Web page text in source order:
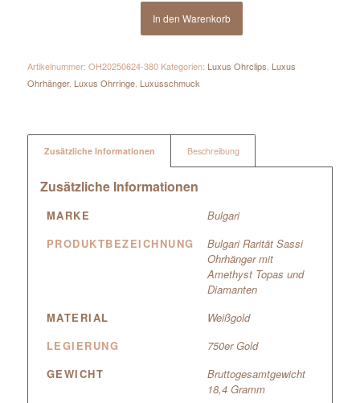
In den Warenkorb
Artikelnummer: OH20250624-380 Kategorien: Luxus Ohrclips Luxus
Ohrhänger, Luxus Ohrringe, Luxusschmuck
Zusätzliche Informationen Beschreibung
Zusätzliche Informationen
MARKE
Bulgari
PRODUKTBEZEICHNUNG
Bulgari Rarität Sassi
Ohrhänger mit
Amethyst Topas und
Diamanten
MATERIAL
Weißgold
LEGIERUNG
750er Gold
GEWICHT
Bruttogesamtgewicht
18,4 Gramm